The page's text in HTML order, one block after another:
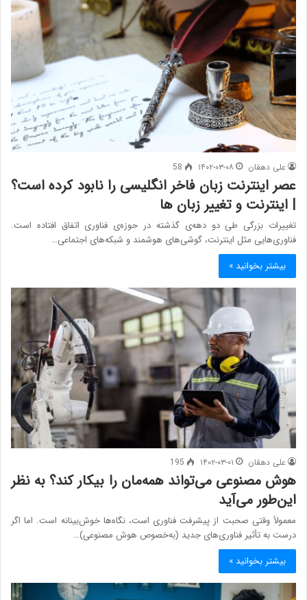
علی دهقان ۱۴۰۲-۰۳-۰۸ 58
عصر اینترنت زبان فاخر انگلیسی را نابود کرده است؟
| اینترنت و تغییر زبان ها
تغییرات بزرگی طی دو دهه‌ی گذشته در حوزه‌ی فناوری اتفاق افتاده است.
فناوری‌هایی مثل اینترنت، گوشی‌های هوشمند و شبکه‌های اجتماعی…
بیشتر بخوانید »
علی دهقان ۱۴۰۲-۰۳-۰۱ 195
هوش مصنوعی می‌تواند همه‌مان را بیکار کند؟ به نظر
این‌طور می‌آید
معمولاً وقتی صحبت از پیشرفت فناوری است، نگاه‌ها خوش‌بینانه است. اما اگر
درست به تأثیر فناوری‌های جدید (به‌خصوص هوش مصنوعی)…
بیشتر بخوانید »